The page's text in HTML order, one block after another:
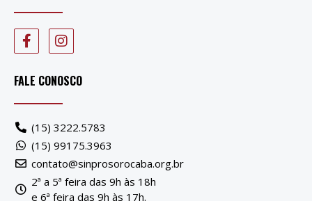
FALE CONOSCO
(15) 3222.5783
(15) 99175.3963
contato@sinprosorocaba.org.br
2ª a 5ª feira das 9h às 18h
e 6ª feira das 9h às 17h.